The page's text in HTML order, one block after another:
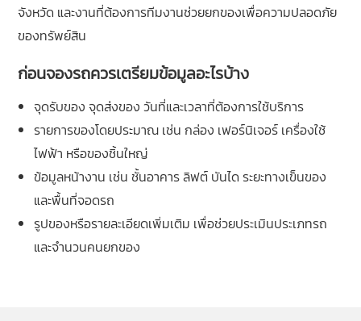
จังหวัด และงานที่ต้องการทีมงานช่วยยกของเพื่อความปลอดภัย
ของทรัพย์สิน
ก่อนจองรถควรเตรียมข้อมูลอะไรบ้าง
จุดรับของ จุดส่งของ วันที่และเวลาที่ต้องการใช้บริการ
รายการของโดยประมาณ เช่น กล่อง เฟอร์นิเจอร์ เครื่องใช้
ไฟฟ้า หรือของชิ้นใหญ่
ข้อมูลหน้างาน เช่น ชั้นอาคาร ลิฟต์ บันได ระยะทางเข็นของ
และพื้นที่จอดรถ
รูปของหรือรายละเอียดเพิ่มเติม เพื่อช่วยประเมินประเภทรถ
และจำนวนคนยกของ